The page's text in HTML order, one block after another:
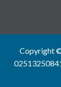
Copyright